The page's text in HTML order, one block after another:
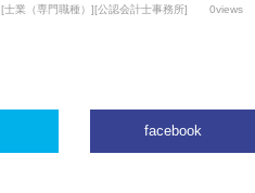
[士業（専門職種）][公認会計士事務所] 0views
facebook